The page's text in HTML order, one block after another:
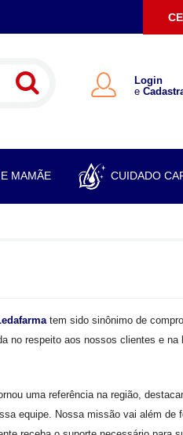
Login
e
MAMÃE CUIDADO
tem sido sinônimo de
no respeito aos nossos clientes e
uma referência na região,
equipe. Nossa missão vai além de